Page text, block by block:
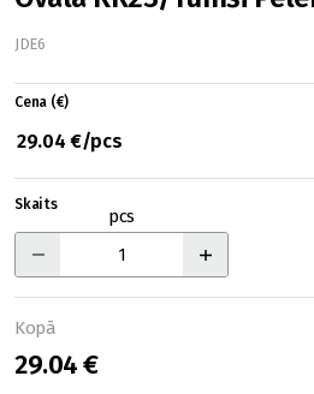
JDE6
Cena (€)
29.04 €/pcs
Skaits
pcs
Kopā
29.04 €